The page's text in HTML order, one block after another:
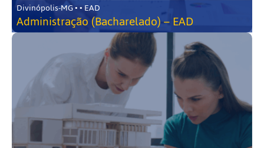
Divinópolis-MG • • EAD
Administração (Bacharelado) – EAD